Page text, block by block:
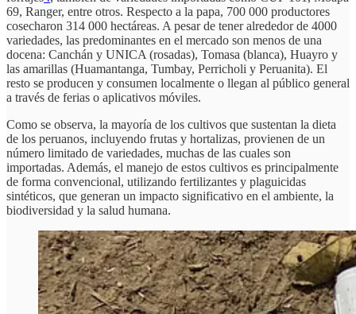
69, Ranger, entre otros. Respecto a la papa, 700 000 productores
cosecharon 314 000 hectáreas. A pesar de tener alrededor de 4000
variedades, las predominantes en el mercado son menos de una
docena: Canchán y UNICA (rosadas), Tomasa (blanca), Huayro y
las amarillas (Huamantanga, Tumbay, Perricholi y Peruanita). El
resto se producen y consumen localmente o llegan al público general
a través de ferias o aplicativos móviles.
Como se observa, la mayoría de los cultivos que sustentan la dieta
de los peruanos, incluyendo frutas y hortalizas, provienen de un
número limitado de variedades, muchas de las cuales son
importadas. Además, el manejo de estos cultivos es principalmente
de forma convencional, utilizando fertilizantes y plaguicidas
sintéticos, que generan un impacto significativo en el ambiente, la
biodiversidad y la salud humana.